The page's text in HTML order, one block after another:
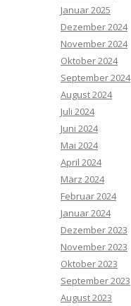
Januar 2025
Dezember 2024
November 2024
Oktober 2024
September 2024
August 2024
Juli 2024
Juni 2024
Mai 2024
April 2024
März 2024
Februar 2024
Januar 2024
Dezember 2023
November 2023
Oktober 2023
September 2023
August 2023